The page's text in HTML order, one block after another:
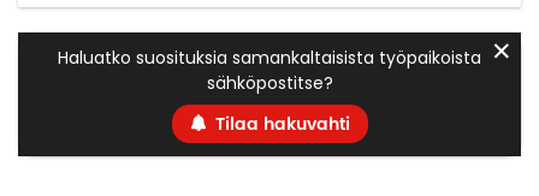
Haluatko suosituksia samankaltaisista työpaikoista
sähköpostitse?
Tilaa hakuvahti
✕